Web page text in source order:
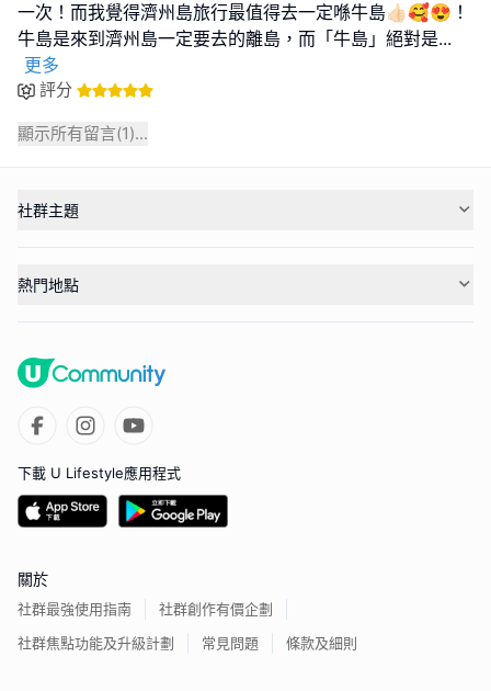
一次！而我覺得濟州島旅行最值得去一定喺牛島👍🏻🥰😍！
牛島是來到濟州島一定要去的離島，而「牛島」絕對是...
更多
評分
顯示所有留言(1)...
社群主題
熱門地點
下載 U Lifestyle應用程式
關於
社群最強使用指南
社群創作有價企劃
社群焦點功能及升級計劃
常見問題 條款及細則